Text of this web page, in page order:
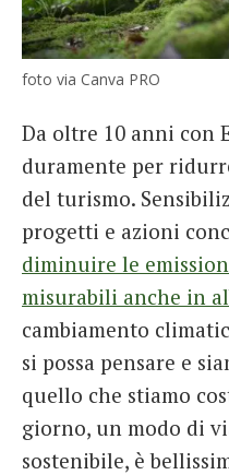
foto via Canva PRO
Da oltre 10 anni con
duramente per
del turismo.
progetti e azioni
diminuire le
misurabili anche in
cambiamento
si possa pensare e
quello che stiamo
giorno, un modo di
sostenibile, è